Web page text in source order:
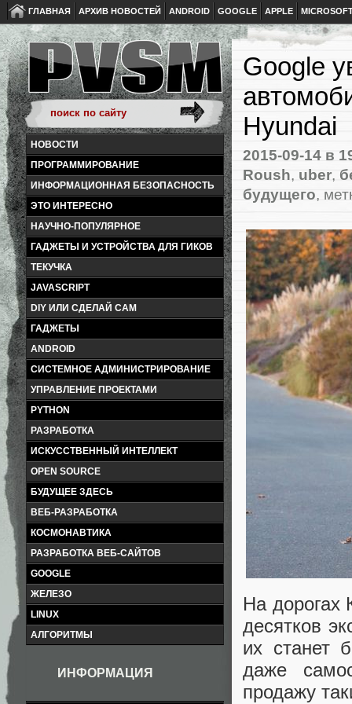
ГЛАВНАЯ АРХИВ НОВОСТЕЙ ANDROID GOOGLE APPLE
НОВОСТИ
ПРОГРАММИРОВАНИЕ
ИНФОРМАЦИОННАЯ БЕЗОПАСНОСТЬ
ЭТО ИНТЕРЕСНО
НАУЧНО-ПОПУЛЯРНОЕ
ГАДЖЕТЫ И УСТРОЙСТВА ДЛЯ ГИКОВ
ТЕКУЧКА
JAVASCRIPT
DIY ИЛИ СДЕЛАЙ САМ
ГАДЖЕТЫ
ANDROID
СИСТЕМНОЕ АДМИНИСТРИРОВАНИЕ
УПРАВЛЕНИЕ ПРОЕКТАМИ
PYTHON
РАЗРАБОТКА
ИСКУССТВЕННЫЙ ИНТЕЛЛЕКТ
OPEN SOURCE
БУДУЩЕЕ ЗДЕСЬ
ВЕБ-РАЗРАБОТКА
КОСМОНАВТИКА
РАЗРАБОТКА ВЕБ-САЙТОВ
GOOGLE
ЖЕЛЕЗО
LINUX
АЛГОРИТМЫ
ИНФОРМАЦИЯ
Google
Hyundai
2015-09-14 в
Roush, uber,
будущего,
На дорогах
десятков
их станет
даже
продажу